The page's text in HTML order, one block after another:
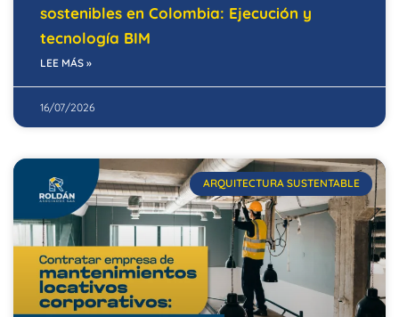
sostenibles en Colombia: Ejecución y
tecnología BIM
LEE MÁS »
16/07/2026
ARQUITECTURA SUSTENTABLE